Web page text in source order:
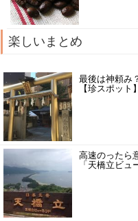
楽しいまとめ
最後は神頼み
【珍スポット】
高速のったら
「天橋立ビュ